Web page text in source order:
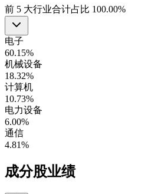
前 5 大行业合计占比 100.00%
电子
60.15%
机械设备
18.32%
计算机
10.73%
电力设备
6.00%
通信
4.81%
成分股业绩